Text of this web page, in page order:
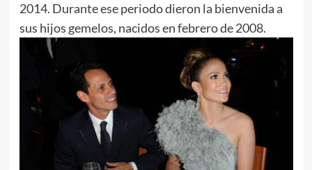
2014. Durante ese periodo dieron la bienvenida a
sus hijos gemelos, nacidos en febrero de 2008.